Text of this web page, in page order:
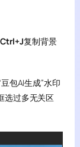
Ctrl+J复制背景
包AI生成”水印
选过多无关区